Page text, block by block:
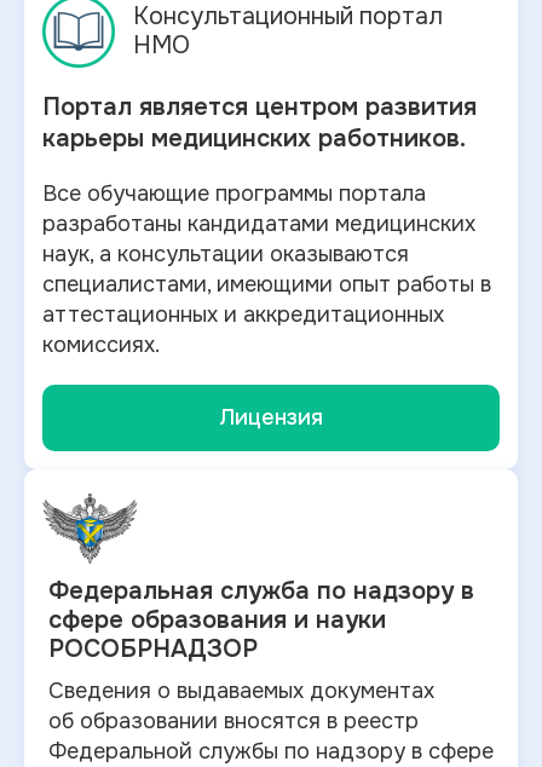
Консультационный портал
НМО
Портал является центром развития
карьеры медицинских работников.
Все обучающие программы портала
разработаны кандидатами медицинских
наук, а консультации оказываются
специалистами, имеющими опыт работы в
аттестационных и аккредитационных
комиссиях.
Лицензия
Федеральная служба по надзору в
сфере образования и науки
РОСОБРНАДЗОР
Сведения о выдаваемых документах
об образовании вносятся в реестр
Федеральной службы по надзору в сфере